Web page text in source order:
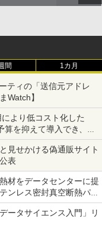
間 1カ月
ティの「送信元アドレ
Watch】
より低コスト化した
を抑えて導入でき、
見せかける偽通販サイト
公表
材をデータセンターに提
レス密封真空断熱パネ
ータサイエンス入門」リ